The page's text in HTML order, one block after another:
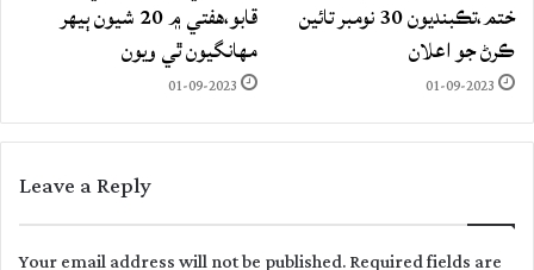
ختم،تڪبنديون 30 نومبر تائين
ڪرڻ جو اعلان
01-09-2023
قابو،هفتي ۾ 20 شيون ٻيهر
مهانگيون ٿي ويون
01-09-2023
Leave a Reply
Your email address will not be published.Required fields are